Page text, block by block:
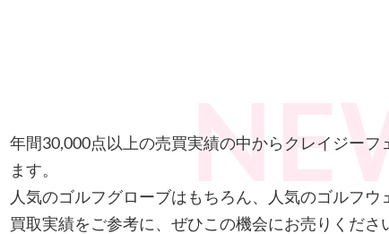
年間30,000点以上の売買実績の中からクレイジー
ます。
人気のゴルフグローブはもちろん、人気のゴルフ
買取実績をご参考に、ぜひこの機会にお売りくださ